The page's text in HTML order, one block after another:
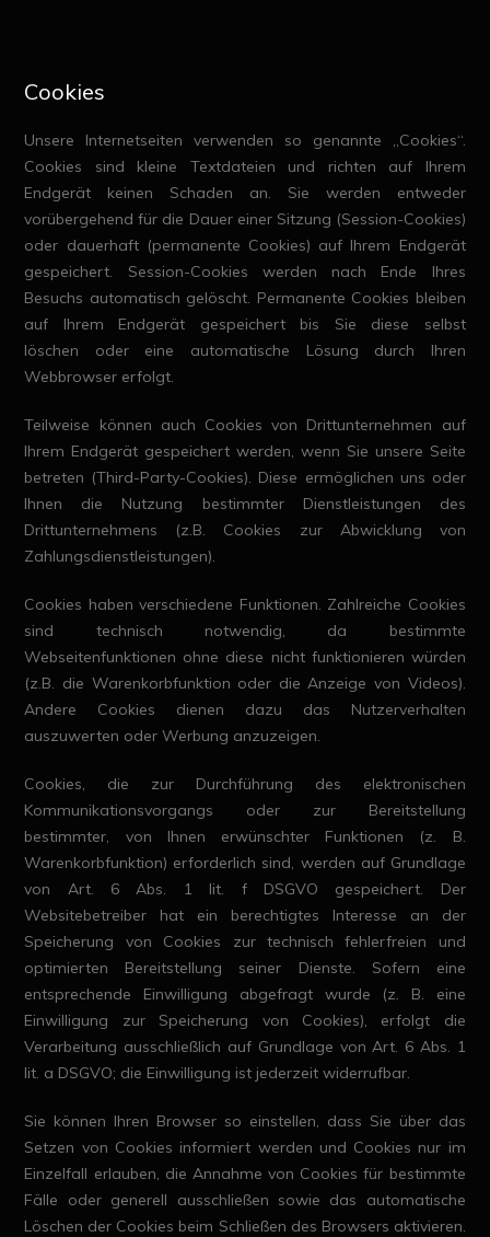
Cookies
Unsere Internetseiten verwenden so genannte „Cookies“.
Cookies sind kleine Textdateien und richten auf Ihrem
Endgerät keinen Schaden an. Sie werden entweder
vorübergehend für die Dauer einer Sitzung (Session-Cookies)
oder dauerhaft (permanente Cookies) auf Ihrem Endgerät
gespeichert. Session-Cookies werden nach Ende Ihres
Besuchs automatisch gelöscht. Permanente Cookies bleiben
auf Ihrem Endgerät gespeichert bis Sie diese selbst
löschen oder eine automatische Lösung durch Ihren
Webbrowser erfolgt.
Teilweise können auch Cookies von Drittunternehmen auf
Ihrem Endgerät gespeichert werden, wenn Sie unsere Seite
betreten (Third-Party-Cookies). Diese ermöglichen uns oder
Ihnen die Nutzung bestimmter Dienstleistungen des
Drittunternehmens (z.B. Cookies zur Abwicklung von
Zahlungsdienstleistungen).
Cookies haben verschiedene Funktionen. Zahlreiche Cookies
sind technisch notwendig, da bestimmte
Webseitenfunktionen ohne diese nicht funktionieren würden
(z.B. die Warenkorbfunktion oder die Anzeige von Videos).
Andere Cookies dienen dazu das Nutzerverhalten
auszuwerten oder Werbung anzuzeigen.
Cookies, die zur Durchführung des elektronischen
Kommunikationsvorgangs oder zur Bereitstellung
bestimmter, von Ihnen erwünschter Funktionen (z. B.
Warenkorbfunktion) erforderlich sind, werden auf Grundlage
von Art. 6 Abs. 1 lit. f DSGVO gespeichert. Der
Websitebetreiber hat ein berechtigtes Interesse an der
Speicherung von Cookies zur technisch fehlerfreien und
optimierten Bereitstellung seiner Dienste. Sofern eine
entsprechende Einwilligung abgefragt wurde (z. B. eine
Einwilligung zur Speicherung von Cookies), erfolgt die
Verarbeitung ausschließlich auf Grundlage von Art. 6 Abs. 1
lit. a DSGVO; die Einwilligung ist jederzeit widerrufbar.
Sie können Ihren Browser so einstellen, dass Sie über das
Setzen von Cookies informiert werden und Cookies nur im
Einzelfall erlauben, die Annahme von Cookies für bestimmte
Fälle oder generell ausschließen sowie das automatische
Löschen der Cookies beim Schließen des Browsers aktivieren.